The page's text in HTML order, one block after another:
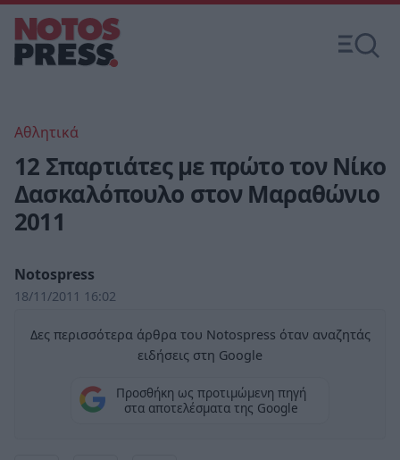
Αθλητικά
12 Σπαρτιάτες με πρώτο τον Νίκο
Δασκαλόπουλο στον Μαραθώνιο
2011
Notospress
18/11/2011 16:02
Δες περισσότερα άρθρα του Notospress όταν αναζητάς
ειδήσεις στη Google
Προσθήκη ως προτιμώμενη πηγή
στα αποτελέσματα της Google